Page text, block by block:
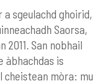
a sgeulachd ghoirid,
Saorsa,
2011. San nobhail
àbhachdas is
cheistean mòra: mu